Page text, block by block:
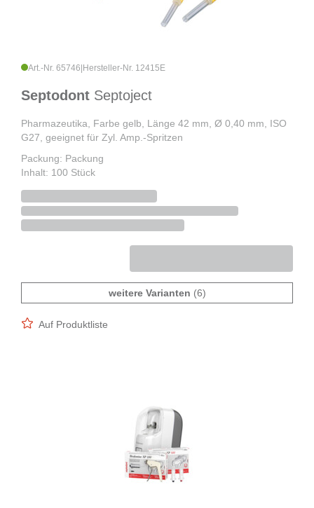
Art.-Nr. 65746 Hersteller-Nr. 12415E
Septodont Septoject
Pharmazeutika, Farbe gelb, Länge 42 mm, Ø 0,40 mm, ISO
G27, geeignet für Zyl. Amp.-Spritzen
Packung: Packung
Inhalt: 100 Stück
weitere Varianten (6)
Auf Produktliste